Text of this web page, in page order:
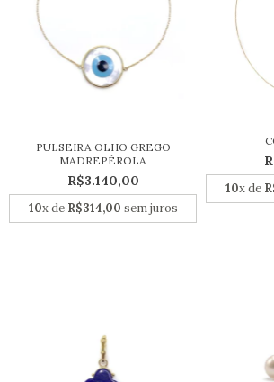
PULSEIRA OLHO GREGO
MADREPÉROLA
R$3.140,00
10x de R$314,00 sem juros
10x de